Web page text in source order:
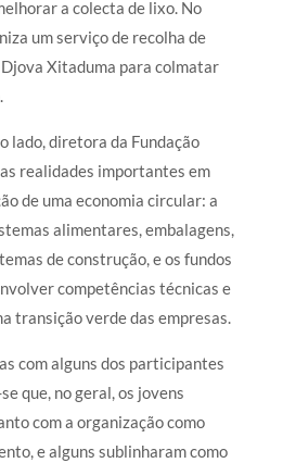
a colecta de lixo. No
um serviço de recolha de
Xitaduma para colmatar
lado, diretora da Fundação
realidades importantes em
de uma economia circular: a
alimentares, embalagens,
de construção, e os fundos
competências técnicas e
transição verde das empresas.
com alguns dos participantes
que, no geral, os jovens
com a organização como
e alguns sublinharam como